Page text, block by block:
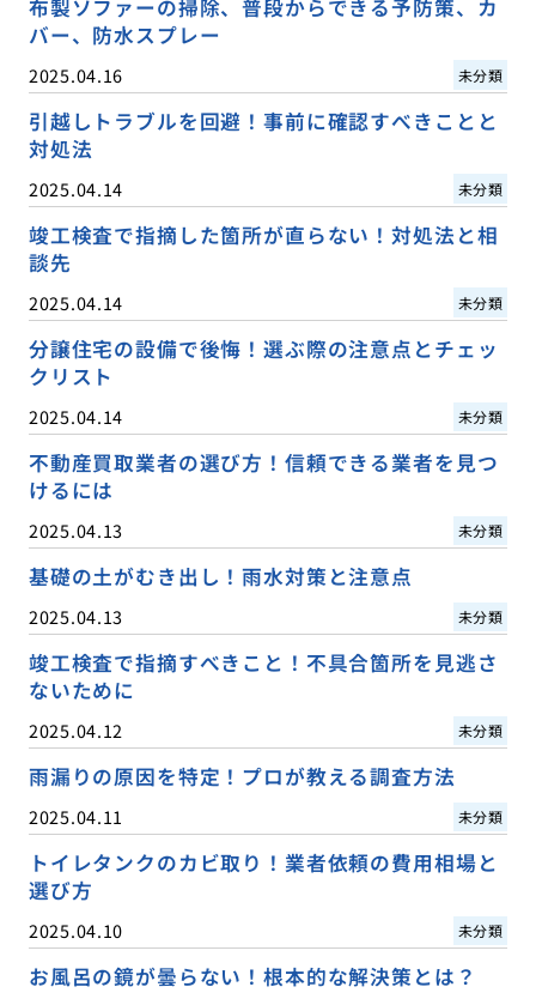
布製ソファーの掃除、普段からできる予防策、カ
バー、防水スプレー
2025.04.16 未分類
引越しトラブルを回避！事前に確認すべきことと
対処法
2025.04.14 未分類
竣工検査で指摘した箇所が直らない！対処法と相
談先
2025.04.14 未分類
分譲住宅の設備で後悔！選ぶ際の注意点とチェッ
クリスト
2025.04.14 未分類
不動産買取業者の選び方！信頼できる業者を見つ
けるには
2025.04.13 未分類
基礎の土がむき出し！雨水対策と注意点
2025.04.13 未分類
竣工検査で指摘すべきこと！不具合箇所を見逃さ
ないために
2025.04.12 未分類
雨漏りの原因を特定！プロが教える調査方法
2025.04.11 未分類
トイレタンクのカビ取り！業者依頼の費用相場と
選び方
2025.04.10 未分類
お風呂の鏡が曇らない！根本的な解決策とは？